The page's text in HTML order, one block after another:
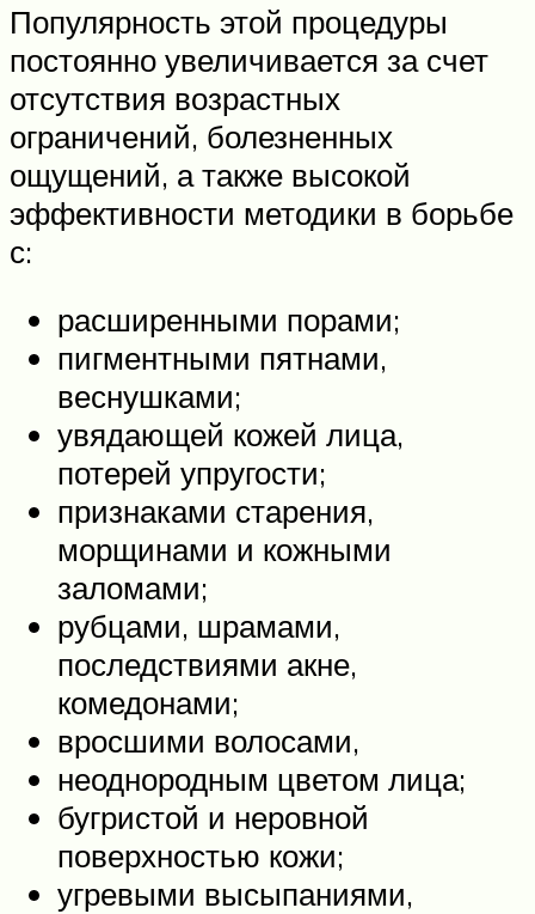
Популярность этой процедуры
постоянно увеличивается за счет
отсутствия возрастных
ограничений, болезненных
ощущений, а также высокой
эффективности методики в борьбе
с:
расширенными порами;
пигментными пятнами,
веснушками;
увядающей кожей лица,
потерей упругости;
признаками старения,
морщинами и кожными
заломами;
рубцами, шрамами,
последствиями акне,
комедонами;
вросшими волосами,
неоднородным цветом лица;
бугристой и неровной
поверхностью кожи;
угревыми высыпаниями,